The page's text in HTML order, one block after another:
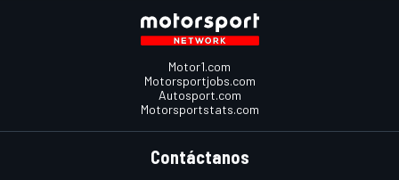
Motor1.com
Motorsportjobs.com
Autosport.com
Motorsportstats.com
Contáctanos